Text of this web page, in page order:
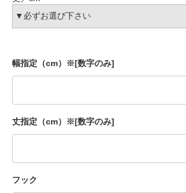
幅指定（cm）※[数字のみ]
丈指定（cm）※[数字のみ]
フック